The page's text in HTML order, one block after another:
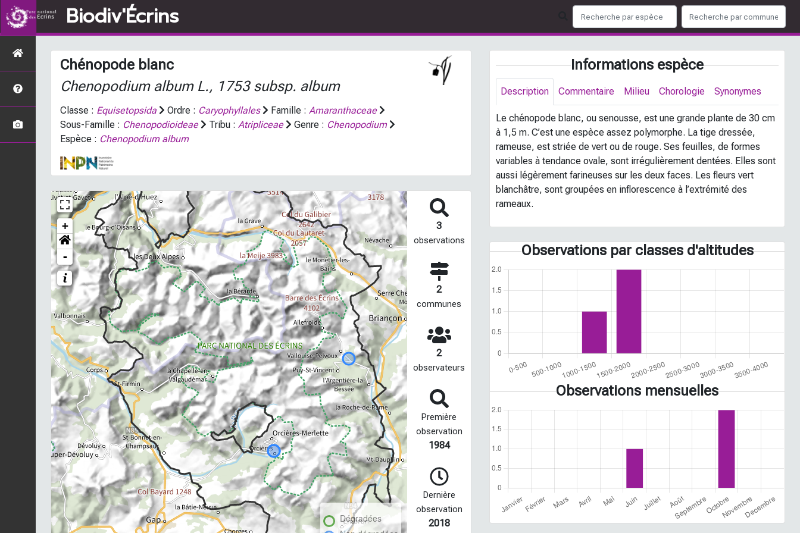
Biodiv'Écrins
Chénopode blanc
Chenopodium album L., 1753 subsp. album
Classe : Equisetopsida Ordre : Caryophyllales Famille : Amaranthaceae
Sous-Famille : Chenopodioideae Tribu : Atripliceae Genre : Chenopodium
Espèce : Chenopodium album
+
-
Dégradées
3
observations
2
communes
2
observateurs
Première
observation
1984
Dernière
observation
2018
Informations espèce
Description Commentaire Milieu Chorologie Synonymes
Le chénopode blanc, ou senousse, est une grande plante de 30 cm
à 1,5 m. C’est une espèce assez polymorphe. La tige dressée,
rameuse, est striée de vert ou de rouge. Ses feuilles, de formes
variables à tendance ovale, sont irrégulièrement dentées. Elles sont
aussi légèrement farineuses sur les deux faces. Les fleurs vert
blanchâtre, sont groupées en inflorescence à l’extrémité des
rameaux.
Observations par classes d'altitudes
Observations mensuelles